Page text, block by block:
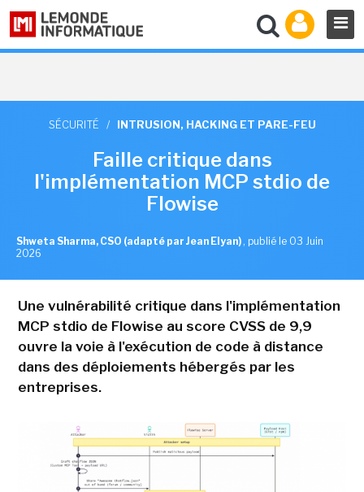
SÉCURITÉ / INTRUSION, HACKING ET PARE-FEU
Faille critique dans
l'implémentation MCP stdio de
Flowise
Shweta Sharma, CSO (adapté par Jean Elyan) , publié le 03 Juin
2026
Une vulnérabilité critique dans l'implémentation
MCP stdio de Flowise au score CVSS de 9,9
ouvre la voie à l'exécution de code à distance
dans des déploiements hébergés par les
entreprises.